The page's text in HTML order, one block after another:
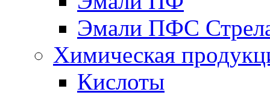
Эмали ПФС
Химическая
Кислоты